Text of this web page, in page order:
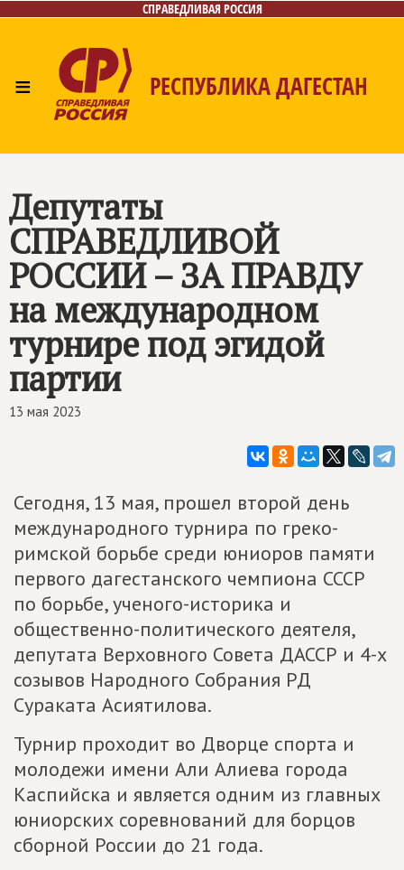
СПРАВЕДЛИВАЯ РОССИЯ
≡ РЕСПУБЛИКА ДАГЕСТАН
Депутаты
СПРАВЕДЛИВОЙ
РОССИИ – ЗА ПРАВДУ
на международном
турнире под эгидой
партии
13 мая 2023
Сегодня, 13 мая, прошел второй день
международного турнира по греко-
римской борьбе среди юниоров памяти
первого дагестанского чемпиона СССР
по борьбе, ученого-историка и
общественно-политического деятеля,
депутата Верховного Совета ДАССР и 4-х
созывов Народного Собрания РД
Сураката Асиятилова.
Турнир проходит во Дворце спорта и
молодежи имени Али Алиева города
Каспийска и является одним из главных
юниорских соревнований для борцов
сборной России до 21 года.